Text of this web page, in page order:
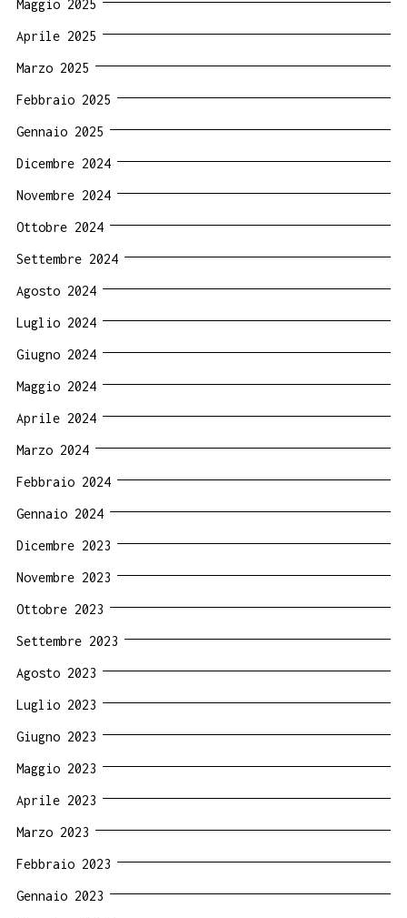
Maggio 2025
Aprile 2025
Marzo 2025
Febbraio 2025
Gennaio 2025
Dicembre 2024
Novembre 2024
Ottobre 2024
Settembre 2024
Agosto 2024
Luglio 2024
Giugno 2024
Maggio 2024
Aprile 2024
Marzo 2024
Febbraio 2024
Gennaio 2024
Dicembre 2023
Novembre 2023
Ottobre 2023
Settembre 2023
Agosto 2023
Luglio 2023
Giugno 2023
Maggio 2023
Aprile 2023
Marzo 2023
Febbraio 2023
Gennaio 2023